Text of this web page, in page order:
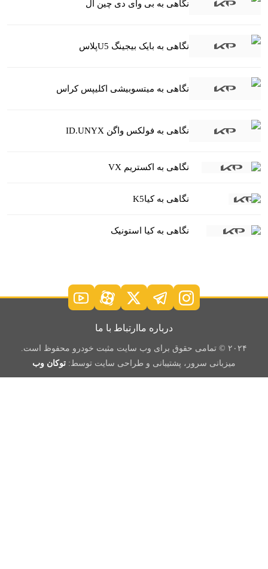
نگاهی به بی وای دی چین ال
نگاهی به بایک بیجینگ U5پلاس
نگاهی به میتسوبیشی اکلیپس کراس
نگاهی به فولکس واگن ID.UNYX
نگاهی به اکستریم VX
نگاهی به کیاK5
نگاهی به کیا استونیک
درباره ما ارتباط با ما
۲۰۲۴ © تمامی حقوق برای وب سایت مثبت خودرو محفوظ است.
میزبانی سرور، پشتیبانی و طراحی سایت توسط: توکان وب